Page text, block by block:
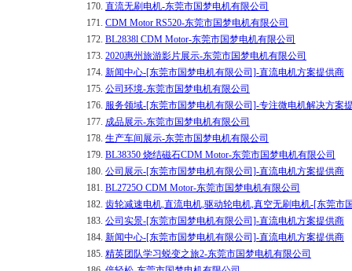
170. 直流无刷电机-东莞市国梦电机有限公司
171. CDM Motor RS520-东莞市国梦电机有限公司
172. BL2838l CDM Motor-东莞市国梦电机有限公司
173. 2020惠州旅游影片展示-东莞市国梦电机有限公司
174. 新闻中心-[东莞市国梦电机有限公司]-直流电机方案提供商
175. 公司环境-东莞市国梦电机有限公司
176. 服务领域-[东莞市国梦电机有限公司]-专注微电机解决方案
177. 成品展示-东莞市国梦电机有限公司
178. 生产车间展示-东莞市国梦电机有限公司
179. BL38350 烧结磁石CDM Motor-东莞市国梦电机有限公司
180. 公司展示-[东莞市国梦电机有限公司]-直流电机方案提供商
181. BL2725O CDM Motor-东莞市国梦电机有限公司
182. 齿轮减速电机,直流电机,驱动轮电机,真空无刷电机-[东莞市
183. 公司实景-[东莞市国梦电机有限公司]-直流电机方案提供商
184. 新闻中心-[东莞市国梦电机有限公司]-直流电机方案提供商
185. 精英团队学习蜕变之旅2-东莞市国梦电机有限公司